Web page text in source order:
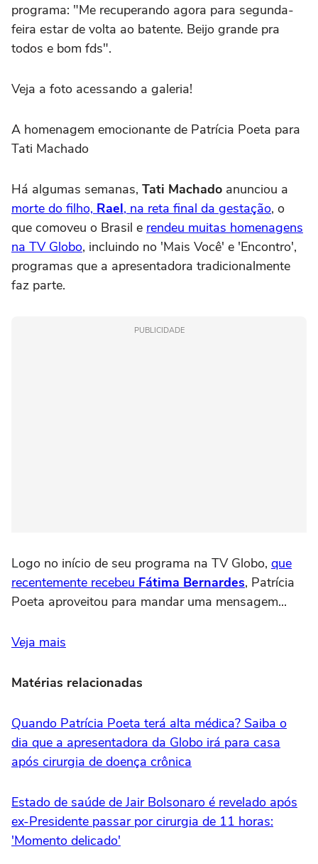
programa: "Me recuperando agora para segunda-
feira estar de volta ao batente. Beijo grande pra
todos e bom fds".
Veja a foto acessando a galeria!
A homenagem emocionante de Patrícia Poeta para
Tati Machado
Há algumas semanas, Tati Machado anunciou a
morte do filho, Rael, na reta final da gestação, o
que comoveu o Brasil e rendeu muitas homenagens
na TV Globo, incluindo no 'Mais Você' e 'Encontro',
programas que a apresentadora tradicionalmente
faz parte.
PUBLICIDADE
Logo no início de seu programa na TV Globo, que
recentemente recebeu Fátima Bernardes, Patrícia
Poeta aproveitou para mandar uma mensagem...
Veja mais
Matérias relacionadas
Quando Patrícia Poeta terá alta médica? Saiba o
dia que a apresentadora da Globo irá para casa
após cirurgia de doença crônica
Estado de saúde de Jair Bolsonaro é revelado após
ex-Presidente passar por cirurgia de 11 horas:
'Momento delicado'